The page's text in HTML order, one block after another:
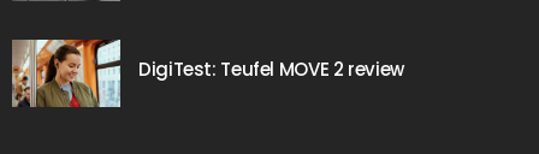
DigiTest: Teufel MOVE 2 review